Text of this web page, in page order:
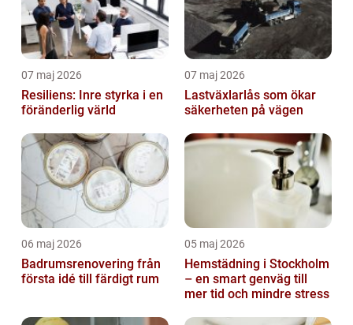
07 maj 2026
Resiliens: Inre styrka i en
föränderlig värld
07 maj 2026
Lastväxlarlås som ökar
säkerheten på vägen
06 maj 2026
Badrumsrenovering från
första idé till färdigt rum
05 maj 2026
Hemstädning i Stockholm
– en smart genväg till
mer tid och mindre stress